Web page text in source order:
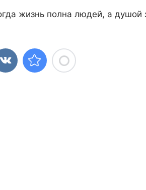
жизнь полна людей, а душой